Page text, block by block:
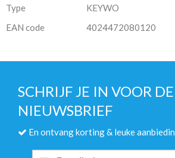
Type
KEYWO
EAN code
4024472080120
SCHRIJF JE IN VOOR DE
NIEUWSBRIEF
En ontvang korting & leuke